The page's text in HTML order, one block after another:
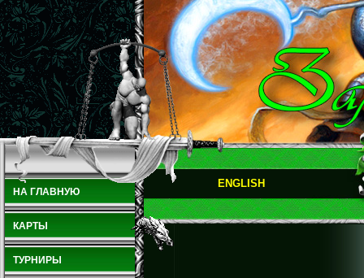
НА ГЛАВНУЮ
КАРТЫ
ТУРНИРЫ
ENGLISH